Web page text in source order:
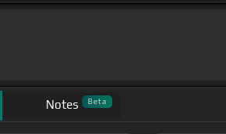
Notes Beta